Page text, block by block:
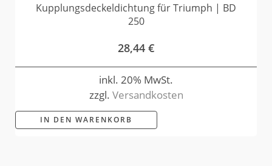
Kupplungsdeckeldichtung für Triumph | BD
250
28,44 €
inkl. 20% MwSt.
zzgl. Versandkosten
IN DEN WARENKORB